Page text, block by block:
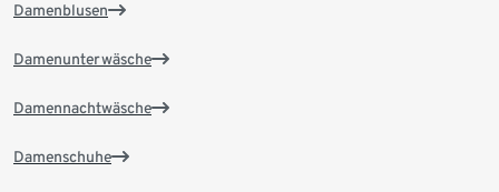
Damenblusen
Damenunterwäsche
Damennachtwäsche
Damenschuhe